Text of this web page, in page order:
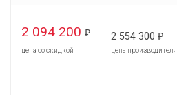
2 094 200 ₽
цена со скидкой
2 554 300 ₽
цена производителя